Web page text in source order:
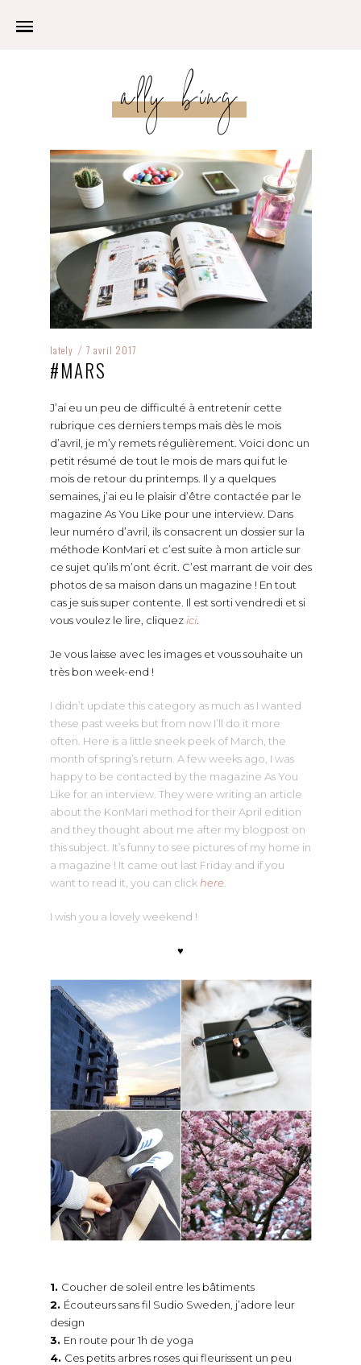
ally bing
lately / 7 avril 2017
#MARS
J’ai eu un peu de difficulté à entretenir cette
rubrique ces derniers temps mais dès le mois
d’avril, je m’y remets régulièrement. Voici donc un
petit résumé de tout le mois de mars qui fut le
mois de retour du printemps. Il y a quelques
semaines, j’ai eu le plaisir d’être contactée par le
magazine As You Like pour une interview. Dans
leur numéro d’avril, ils consacrent un dossier sur la
méthode KonMari et c’est suite à mon article sur
ce sujet qu’ils m’ont écrit. C’est marrant de voir des
photos de sa maison dans un magazine ! En tout
cas je suis super contente. Il est sorti vendredi et si
vous voulez le lire, cliquez ici.
Je vous laisse avec les images et vous souhaite un
très bon week-end !
I didn’t update this category as much as I wanted
these past weeks but from now I’ll do it more
often. Here is a little sneek peek of March, the
month of spring’s return. A few weeks ago, I was
happy to be contacted by the magazine As You
Like for an interview. They were writing an article
about the KonMari method for their April edition
and they thought about me after my blogpost on
this subject. It’s funny to see pictures of my home in
a magazine ! It came out last Friday and if you
want to read it, you can click here
I wish you a lovely weekend !
♥
1. Coucher de soleil entre les bâtiments
2. Écouteurs sans fil Sudio Sweden, j’adore leur
design
3. En route pour 1h de yoga
4. Ces petits arbres roses qui fleurissent un peu